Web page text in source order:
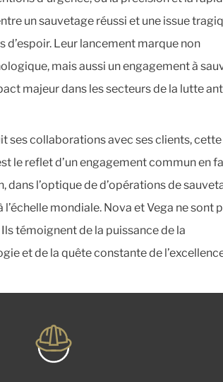
un sauvetage réussi et une issue
d’espoir. Leur lancement marque non
mais aussi un engagement à
majeur dans les secteurs de la lutte
ses collaborations avec ses clients, cette
le reflet d’un engagement commun en
dans l’optique de d’opérations de
mondiale. Nova et Vega ne sont
témoignent de la puissance de la
et de la quête constante de